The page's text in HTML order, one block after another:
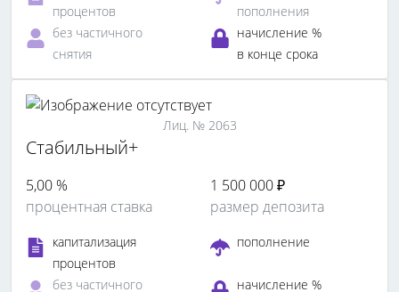
процентов
пополнения
без частичного
снятия
начисление %
в конце срока
Лиц. № 2063
Стабильный+
5,00 %
процентная ставка
1 500 000 ₽
размер депозита
капитализация
процентов
пополнение
без частичного
начисление %